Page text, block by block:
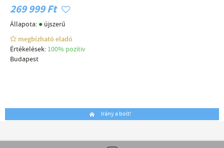
269 999 Ft
Állapota: ● újszerű
megbízható eladó
Értékelések: 100% pozítiv
Budapest
Irány a bolt!